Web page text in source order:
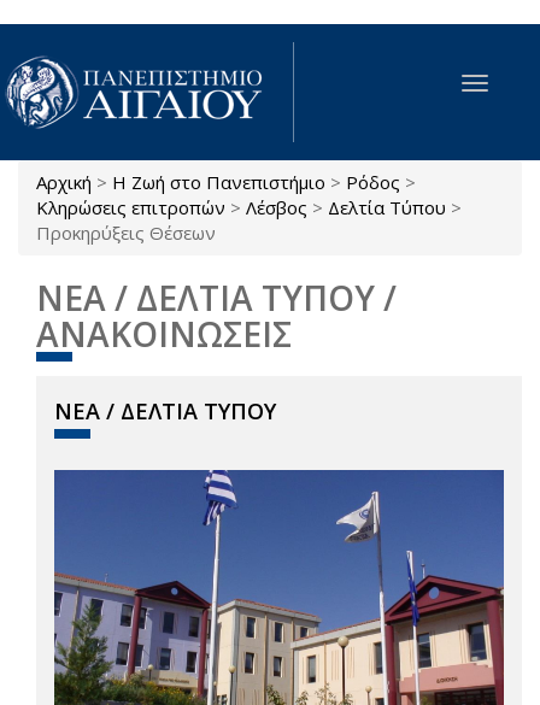
Παράκαμψη προς το κυρίως περιεχόμενο
Toggle
Είστε εδώ
Αρχική > Η Ζωή στο Πανεπιστήμιο > Ρόδος >
Κληρώσεις επιτροπών > Λέσβος > Δελτία Τύπου >
Προκηρύξεις Θέσεων
ΝΕΑ / ΔΕΛΤΙΑ ΤΥΠΟΥ /
ΑΝΑΚΟΙΝΩΣΕΙΣ
ΝΕΑ / ΔΕΛΤΙΑ ΤΥΠΟΥ